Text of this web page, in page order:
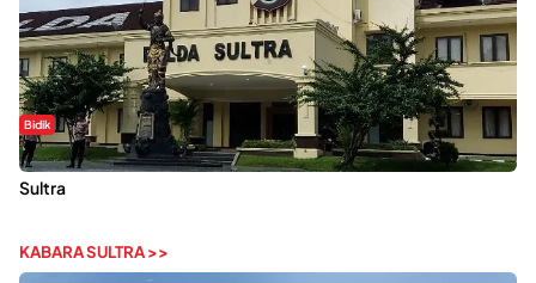
Bidik
Dugaan Kekerasan Seksual di UIN Kendari Dilaporkan ke Polda
Sultra
KABARA SULTRA >>